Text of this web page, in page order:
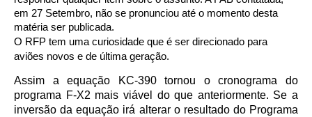
em 27 Setembro, não se pronunciou até o momento desta
matéria ser publicada.
O RFP tem uma curiosidade que é ser direcionado para
aviões novos e de última geração.
Assim a equação KC-390 tornou o cronograma do
programa F-X2 mais viável do que anteriormente. Se a
inversão da equação irá alterar o resultado do Programa